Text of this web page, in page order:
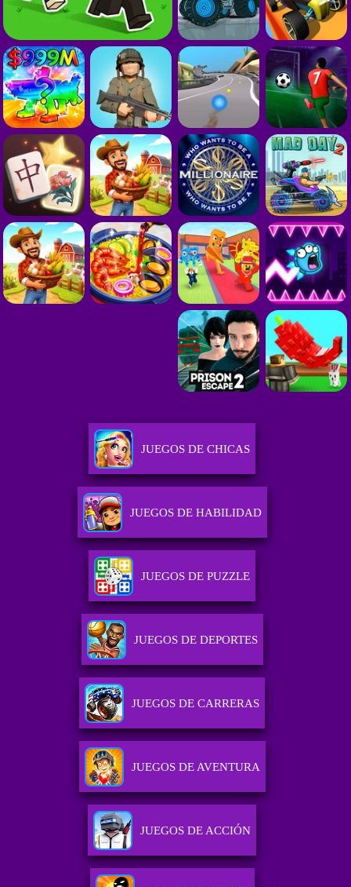
JUEGOS DE CHICAS
JUEGOS DE HABILIDAD
JUEGOS DE PUZZLE
JUEGOS DE DEPORTES
JUEGOS DE CARRERAS
JUEGOS DE AVENTURA
JUEGOS DE ACCIÓN